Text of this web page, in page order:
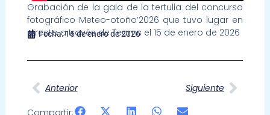
Grabación de la gala de la tertulia del concurso
fotográfico Meteo-otoño’2026 que tuvo lugar en
directo a través de Teams el 15 de enero de 2026
Fecha:16 de enero de 2026
Ant
Anterior Siguiente
Compartir: